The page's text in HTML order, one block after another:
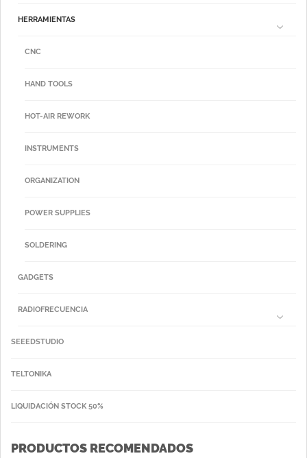
HERRAMIENTAS
CNC
HAND TOOLS
HOT-AIR REWORK
INSTRUMENTS
ORGANIZATION
POWER SUPPLIES
SOLDERING
GADGETS
RADIOFRECUENCIA
SEEEDSTUDIO
TELTONIKA
LIQUIDACIÓN STOCK 50%
PRODUCTOS RECOMENDADOS